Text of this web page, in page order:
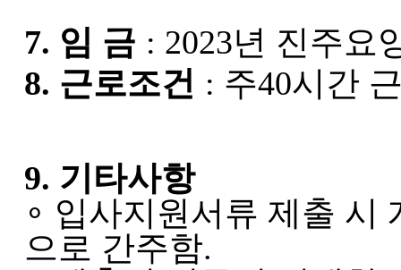
7. 임 금 : 2023년 진주요
8. 근로조건 : 주40시간
9. 기타사항
∘ 입사지원서류 제출 시
으로 간주함.